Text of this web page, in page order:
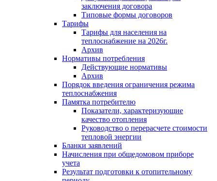
заключения договора
Типовые формы договоров
Тарифы
Тарифы для населения на
теплоснабжение на 2026г.
Архив
Нормативы потребления
Действующие нормативы
Архив
Порядок введения ограничения режима
теплоснабжения
Памятка потребителю
Показатели, характеризующие
качество отопления
Руководство о перерасчете стоимости
тепловой энергии
Бланки заявлений
Начисления при общедомовом приборе
учета
Результат подготовки к отопительному